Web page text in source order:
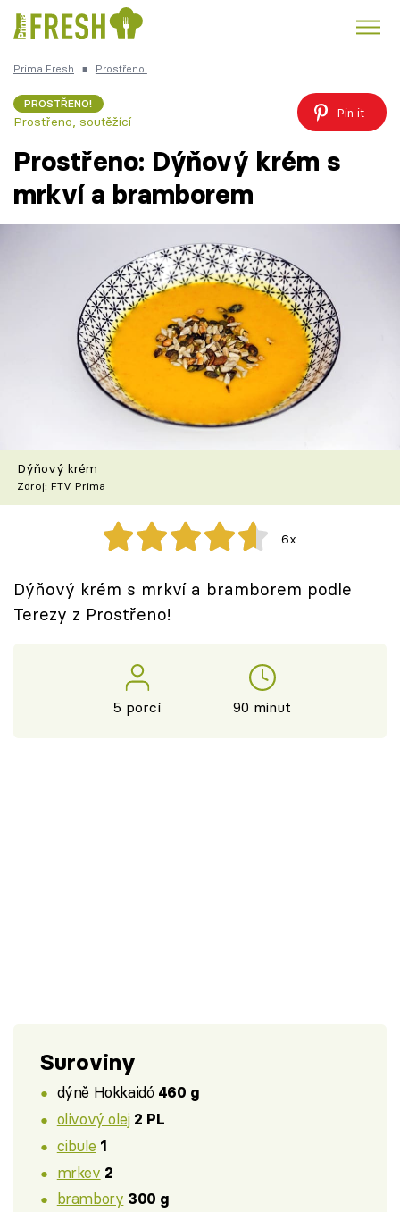
Česká kuchyně
Recepty
Články
TV Program
Škola vaření
Recepty z TV
Speciál: Cuketa
Těhotnej kuchař
Sledujte prima+
Prima Fresh ■ Prostřeno!
PROSTŘENO!
Prostřeno, soutěžící
Pin it
Prostřeno: Dýňový krém s
mrkví a bramborem
Dýňový krém
Zdroj: FTV Prima
6x
Dýňový krém s mrkví a bramborem podle
Terezy z Prostřeno!
5 porcí 90 minut
Suroviny
dýně Hokkaidó 460 g
olivový olej 2 PL
cibule 1
mrkev 2
brambory 300 g